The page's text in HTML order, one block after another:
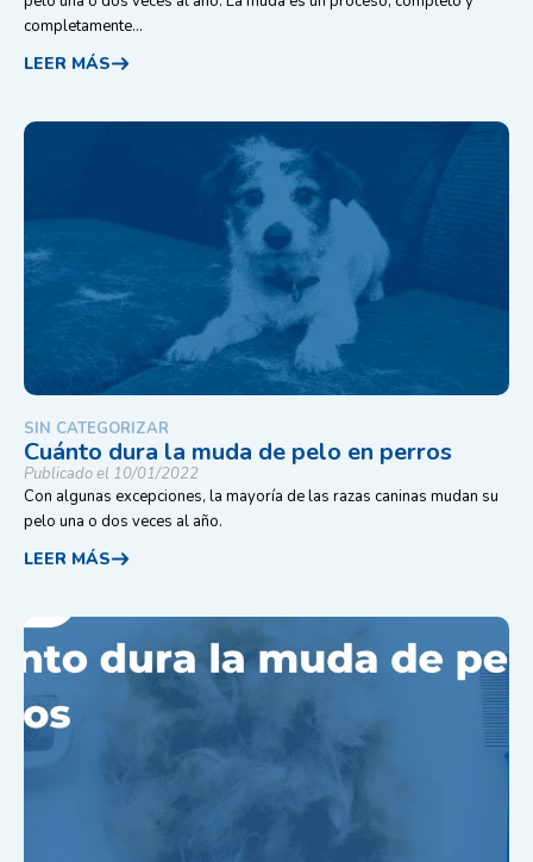
completamente...
LEER MÁS
SIN CATEGORIZAR
Cuánto dura la muda de pelo en perros
Publicado el 10/01/2022
Con algunas excepciones, la mayoría de las razas caninas mudan su
pelo una o dos veces al año.
LEER MÁS